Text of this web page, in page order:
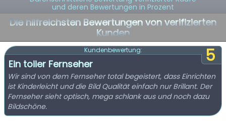
und deren Bewertungen in Prozent
Die hilfreichsten Bewertungen von verifizierten
Kunden
5
Kundenbewertung:
Ein toiier Fernseher
Wir sind von dem Fernseher total begeistert, dass Einrichten
ist Kinderleicht und die Bild Qualität einfach nur Brillant. Der
Fernseher sieht optisch, mega schlank aus und noch dazu
Bildschöne.